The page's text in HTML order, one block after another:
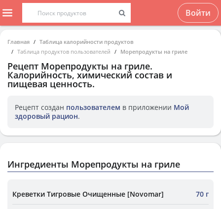
Войти
Главная
Таблица калорийности продуктов
Таблица продуктов пользователей
Морепродукты на гриле
Рецепт Морепродукты на гриле.
Калорийность, химический состав и
пищевая ценность.
Рецепт создан пользователем в приложении Мой
здоровый рацион.
Ингредиенты Морепродукты на гриле
Креветки Тигровые Очищенные [Novomar] 70 г